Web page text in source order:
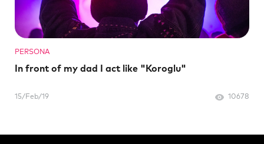
PERSONA
In front of my dad I act like "Koroglu"
15/Feb/19 10678